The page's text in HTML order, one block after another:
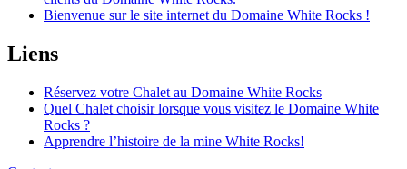
Bienvenue sur le site internet du Domaine White Rocks !
Liens
Réservez votre Chalet au Domaine White Rocks
Quel Chalet choisir lorsque vous visitez le Domaine White
Rocks ?
Apprendre l’histoire de la mine White Rocks!